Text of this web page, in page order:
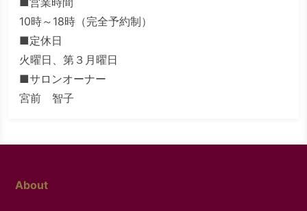
10時～18時（完全予約制）
■定休日
火曜日、第３月曜日
■サロンオーナー
宮前 智子
About